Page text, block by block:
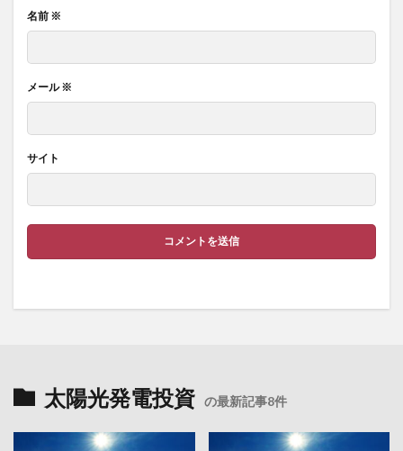
名前 ※
メール※
サイト
太陽光発電投資 の最新記事8件